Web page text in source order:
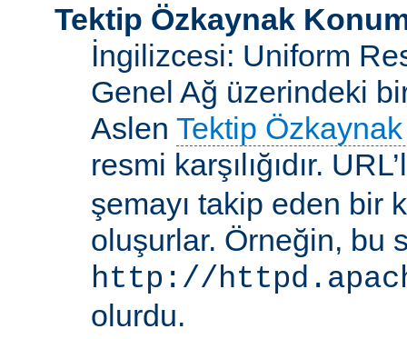
Tektip Özkaynak
İngilizcesi: Uniform
Genel Ağ üzerindeki
Aslen Tektip
resmi karşılığıdır.
şemayı takip eden bir
oluşurlar. Örneğin, bu
http://
olurdu.